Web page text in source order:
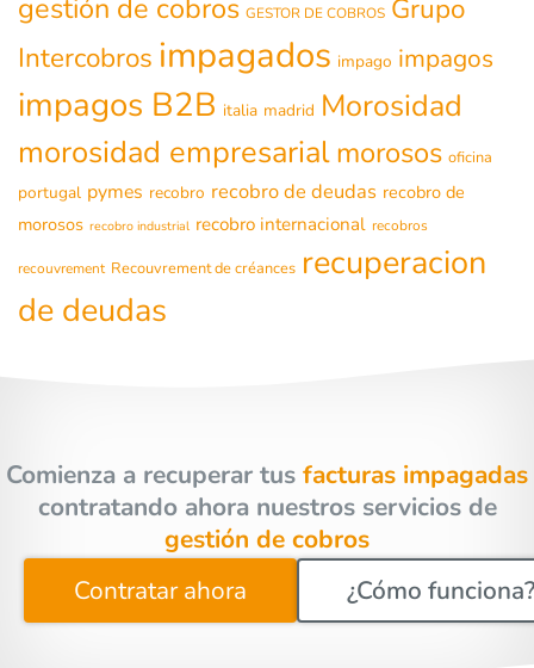
gestión de cobros GESTOR DE COBROS Grupo
Intercobros impagados impago impagos
impagos B2B italia madrid Morosidad
morosidad empresarialmorosos oficina
portugal pymes recobro recobro de deudas recobro de
morosos recobro industrial recobro internacional recobros
recouvrement Recouvrement de créances recuperacion
de deudas
Comienza a recuperar tus facturas impagadas
contratando ahora nuestros servicios de
gestión de cobros
Contratar ahora
¿Cómo funciona?